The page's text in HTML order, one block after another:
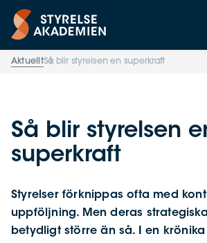
AktuelltSå blir styrelsen en superkraft
Så blir styrelsen
superkraft
Styrelser förknippas ofta med
uppföljning. Men deras
betydligt större än så. I en